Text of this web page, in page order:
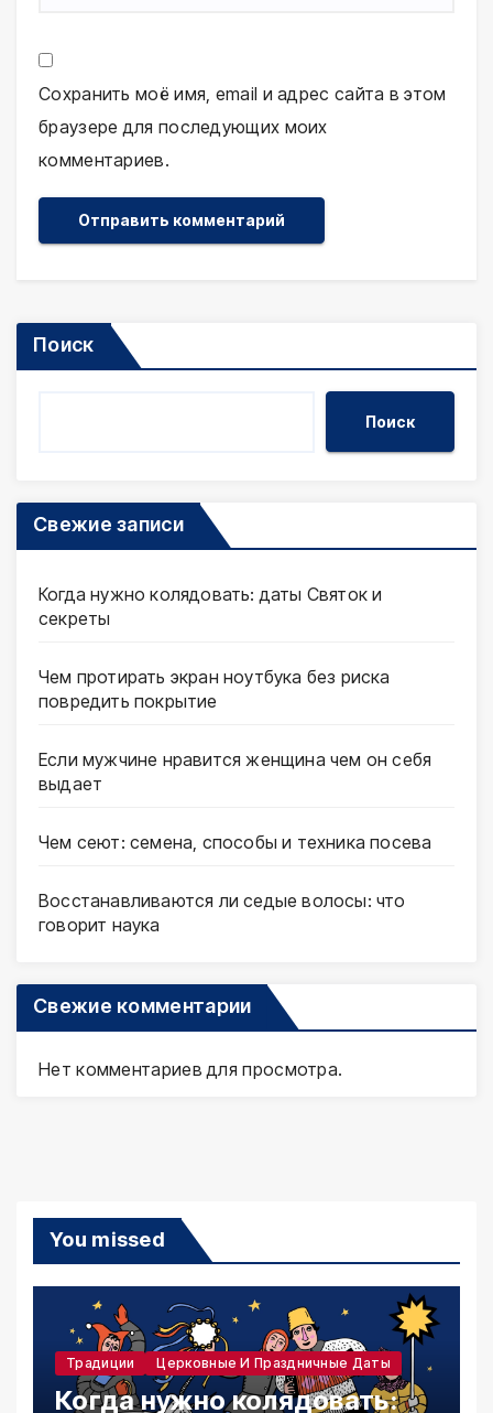
Сохранить моё имя, email и адрес сайта в этом
браузере для последующих моих
комментариев.
Поиск
Поиск
Свежие записи
Когда нужно колядовать: даты Святок и
секреты
Чем протирать экран ноутбука без риска
повредить покрытие
Если мужчине нравится женщина чем он себя
выдает
Чем сеют: семена, способы и техника посева
Восстанавливаются ли седые волосы: что
говорит наука
Свежие комментарии
Нет комментариев для просмотра.
You missed
Традиции Церковные И Праздничные Даты
Когда нужно колядовать: